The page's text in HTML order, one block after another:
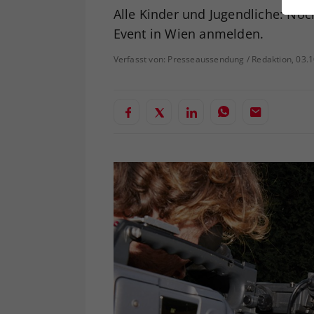
Alle Kinder und Jugendliche:
Event in Wien anmelden.
Verfasst von: Presseaussendung / Redaktion,